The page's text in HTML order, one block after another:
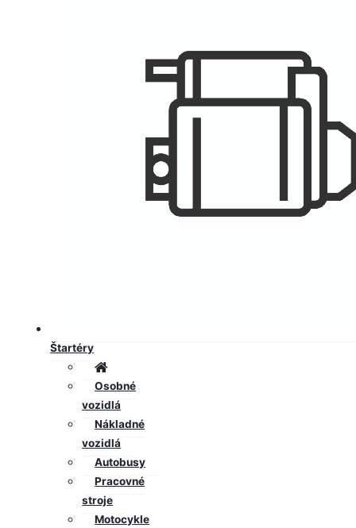
Štartéry
Osobné
vozidlá
Nákladné
vozidlá
Autobusy
Pracovné
stroje
Motocykle